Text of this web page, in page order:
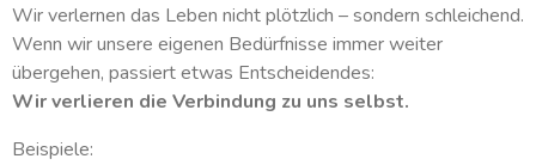
Wir verlernen das Leben nicht plötzlich – sondern schleichend.
Wenn wir unsere eigenen Bedürfnisse immer weiter
übergehen, passiert etwas Entscheidendes:
Wir verlieren die Verbindung zu uns selbst.
Beispiele: